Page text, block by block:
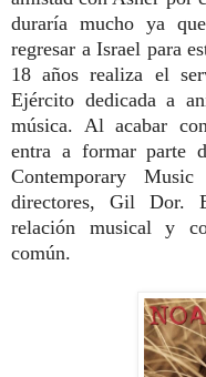
duraría mucho ya
regresar a Israel para
18 años realiza el
Ejército dedicada a
música. Al acabar
entra a formar parte
Contemporary
directores, Gil Dor.
relación musical y
común.